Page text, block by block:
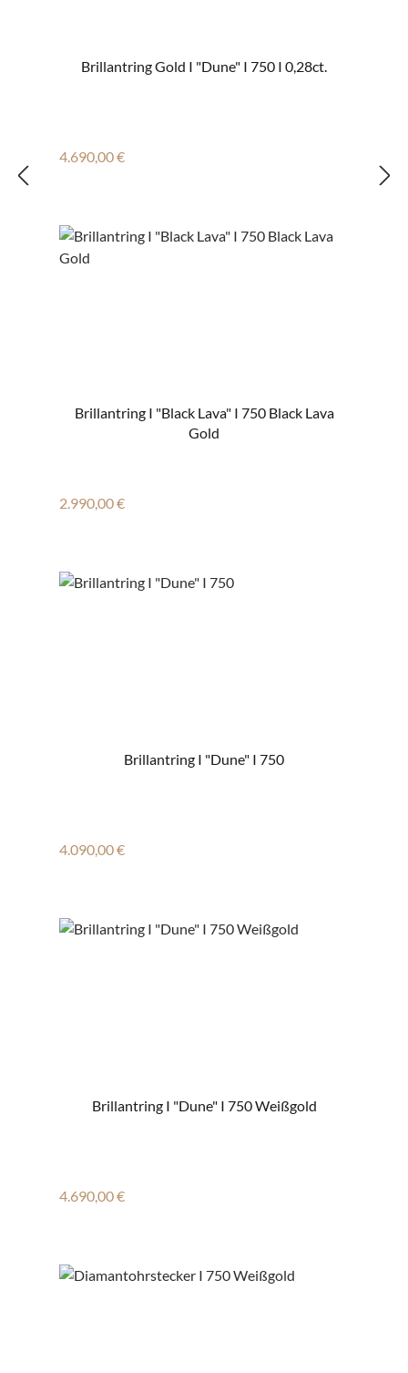
Brillantring Gold I "Dune" I 750 I 0,28ct.
Regulärer Preis:
4.690,00 €
Brillantring I "Black Lava" I 750 Black Lava
Gold
Regulärer Preis:
2.990,00 €
Brillantring I "Dune" I 750
Regulärer Preis:
4.090,00 €
Brillantring I "Dune" I 750 Weißgold
Regulärer Preis:
4.690,00 €